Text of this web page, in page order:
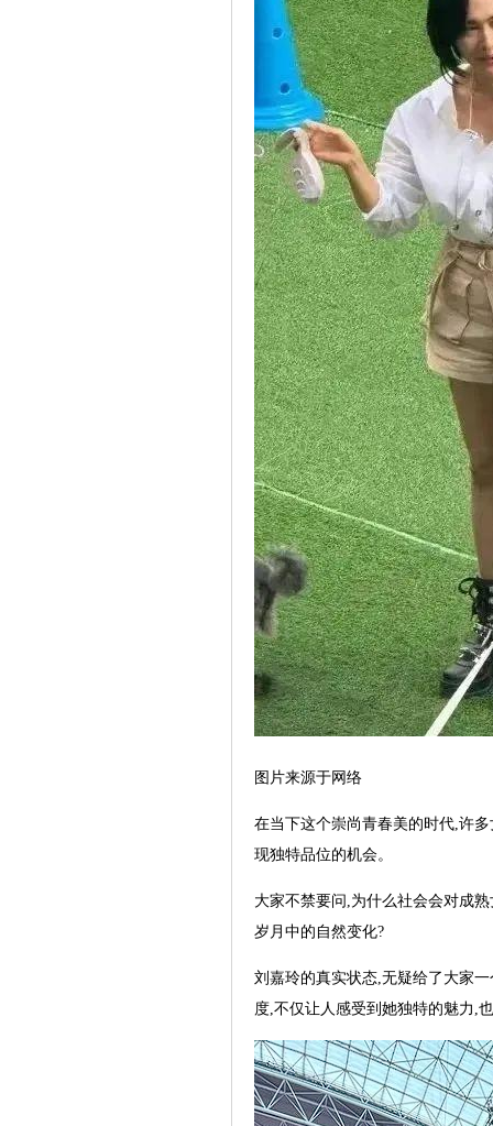
图片来源于网络
在当下这个崇尚青春美的时代,许
现独特品位的机会。
大家不禁要问,为什么社会会对成
岁月中的自然变化?
刘嘉玲的真实状态,无疑给了大家
度,不仅让人感受到她独特的魅力,